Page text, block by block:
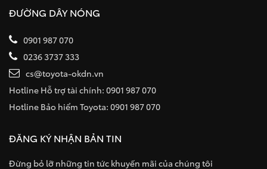
ĐƯỜNG DÂY NÓNG
0901 987 070
0236 3737 333
cs@toyota-okdn.vn
Hotline Hỗ trợ tài chính: 0901 987 070
Hotline Bảo hiểm Toyota: 0901 987 070
ĐĂNG KÝ NHẬN BẢN TIN
Đừng bỏ lỡ những tin tức khuyến mãi của chúng tôi